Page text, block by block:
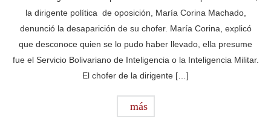
la dirigente política de oposición, María Corina Machado,
denunció la desaparición de su chofer. María Corina, explicó
que desconoce quien se lo pudo haber llevado, ella presume
fue el Servicio Bolivariano de Inteligencia o la Inteligencia Militar.
El chofer de la dirigente […]
más